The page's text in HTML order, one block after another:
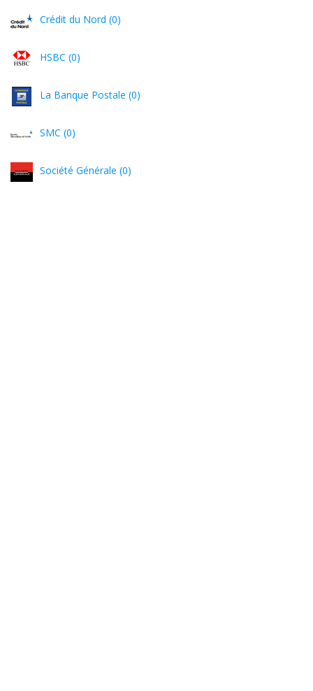
Crédit du Nord (0)
HSBC (0)
La Banque Postale (0)
SMC (0)
Société Générale (0)